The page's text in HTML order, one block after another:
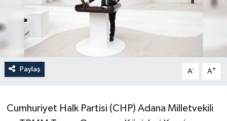
Paylaş A- A+
Cumhuriyet Halk Partisi (CHP) Adana Milletvekili